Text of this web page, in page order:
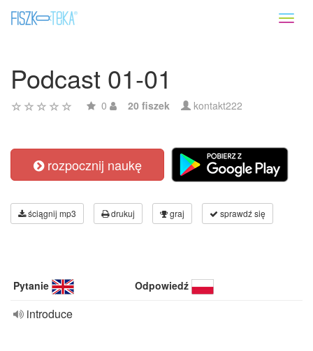
Podcast 01-01
0 20 fiszek kontakt222
rozpocznij naukę
ściągnij mp3 drukuj graj sprawdź się
Pytanie Odpowiedź
introduce